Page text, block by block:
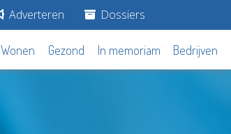
Adverteren Dossiers
Wonen Gezond In memoriam Bedrijven